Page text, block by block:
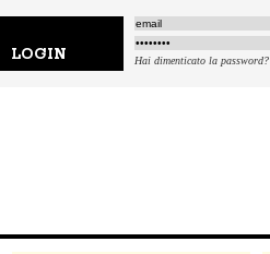
LOGIN Hai dimenticato la password?